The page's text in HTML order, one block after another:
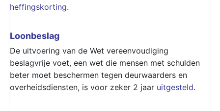
heffingskorting.
Loonbeslag
De uitvoering van de Wet vereenvoudiging
beslagvrije voet, een wet die mensen met schulden
beter moet beschermen tegen deurwaarders en
overheidsdiensten, is voor zeker 2 jaar uitgesteld.